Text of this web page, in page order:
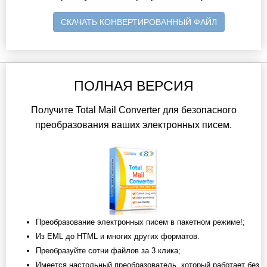
СКАЧАТЬ КОНВЕРТИРОВАННЫЙ ФАЙЛ
ПОЛНАЯ ВЕРСИЯ
Получите Total Mail Converter для безопасного
преобразования ваших электронных писем.
Преобразование электронных писем в пакетном режиме!;
Из EML до HTML и многих других форматов.
Преобразуйте сотни файлов за 3 клика;
Имеется настольный преобразователь, который работает без